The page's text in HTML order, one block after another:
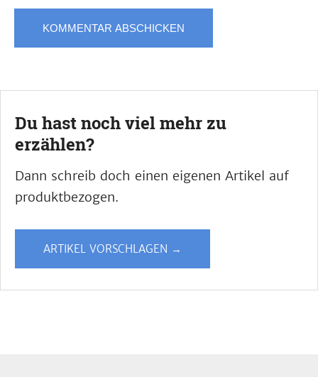
Du hast noch viel mehr zu
erzählen?
Dann schreib doch einen eigenen Artikel auf
produktbezogen.
ARTIKEL VORSCHLAGEN →